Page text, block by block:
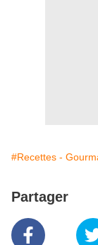
#Recettes -
Partager